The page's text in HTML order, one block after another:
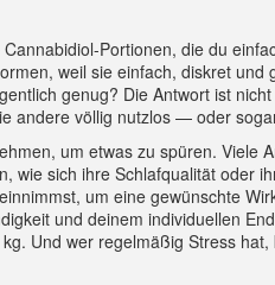
Portionen, die du
weil sie einfach, diskret und
genug? Die Antwort ist
andere völlig nutzlos — oder
um etwas zu spüren. Viele
wie sich ihre Schlafqualität oder
um eine gewünschte
und deinem individuellen
Und wer regelmäßig Stress